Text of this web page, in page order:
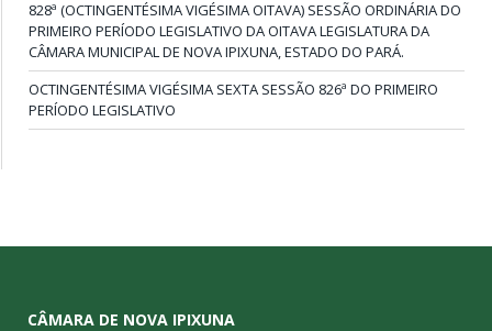
828ª (OCTINGENTÉSIMA VIGÉSIMA OITAVA) SESSÃO ORDINÁRIA DO
PRIMEIRO PERÍODO LEGISLATIVO DA OITAVA LEGISLATURA DA
CÂMARA MUNICIPAL DE NOVA IPIXUNA, ESTADO DO PARÁ.
OCTINGENTÉSIMA VIGÉSIMA SEXTA SESSÃO 826ª DO PRIMEIRO
PERÍODO LEGISLATIVO
CÂMARA DE NOVA IPIXUNA